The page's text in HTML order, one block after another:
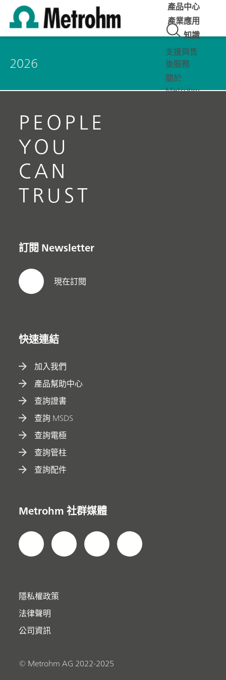
產品中心
產業應用
知識
支援與售
後服務
關於
Metrohm
2026
PEOPLE
YOU
CAN
TRUST
訂閱 Newsletter
現在訂閱
快速連結
加入我們
產品幫助中心
查詢證書
查詢 MSDS
查詢電極
查詢管柱
查詢配件
Metrohm 社群媒體
隱私權政策
法律聲明
公司資訊
© Metrohm AG 2022-2025